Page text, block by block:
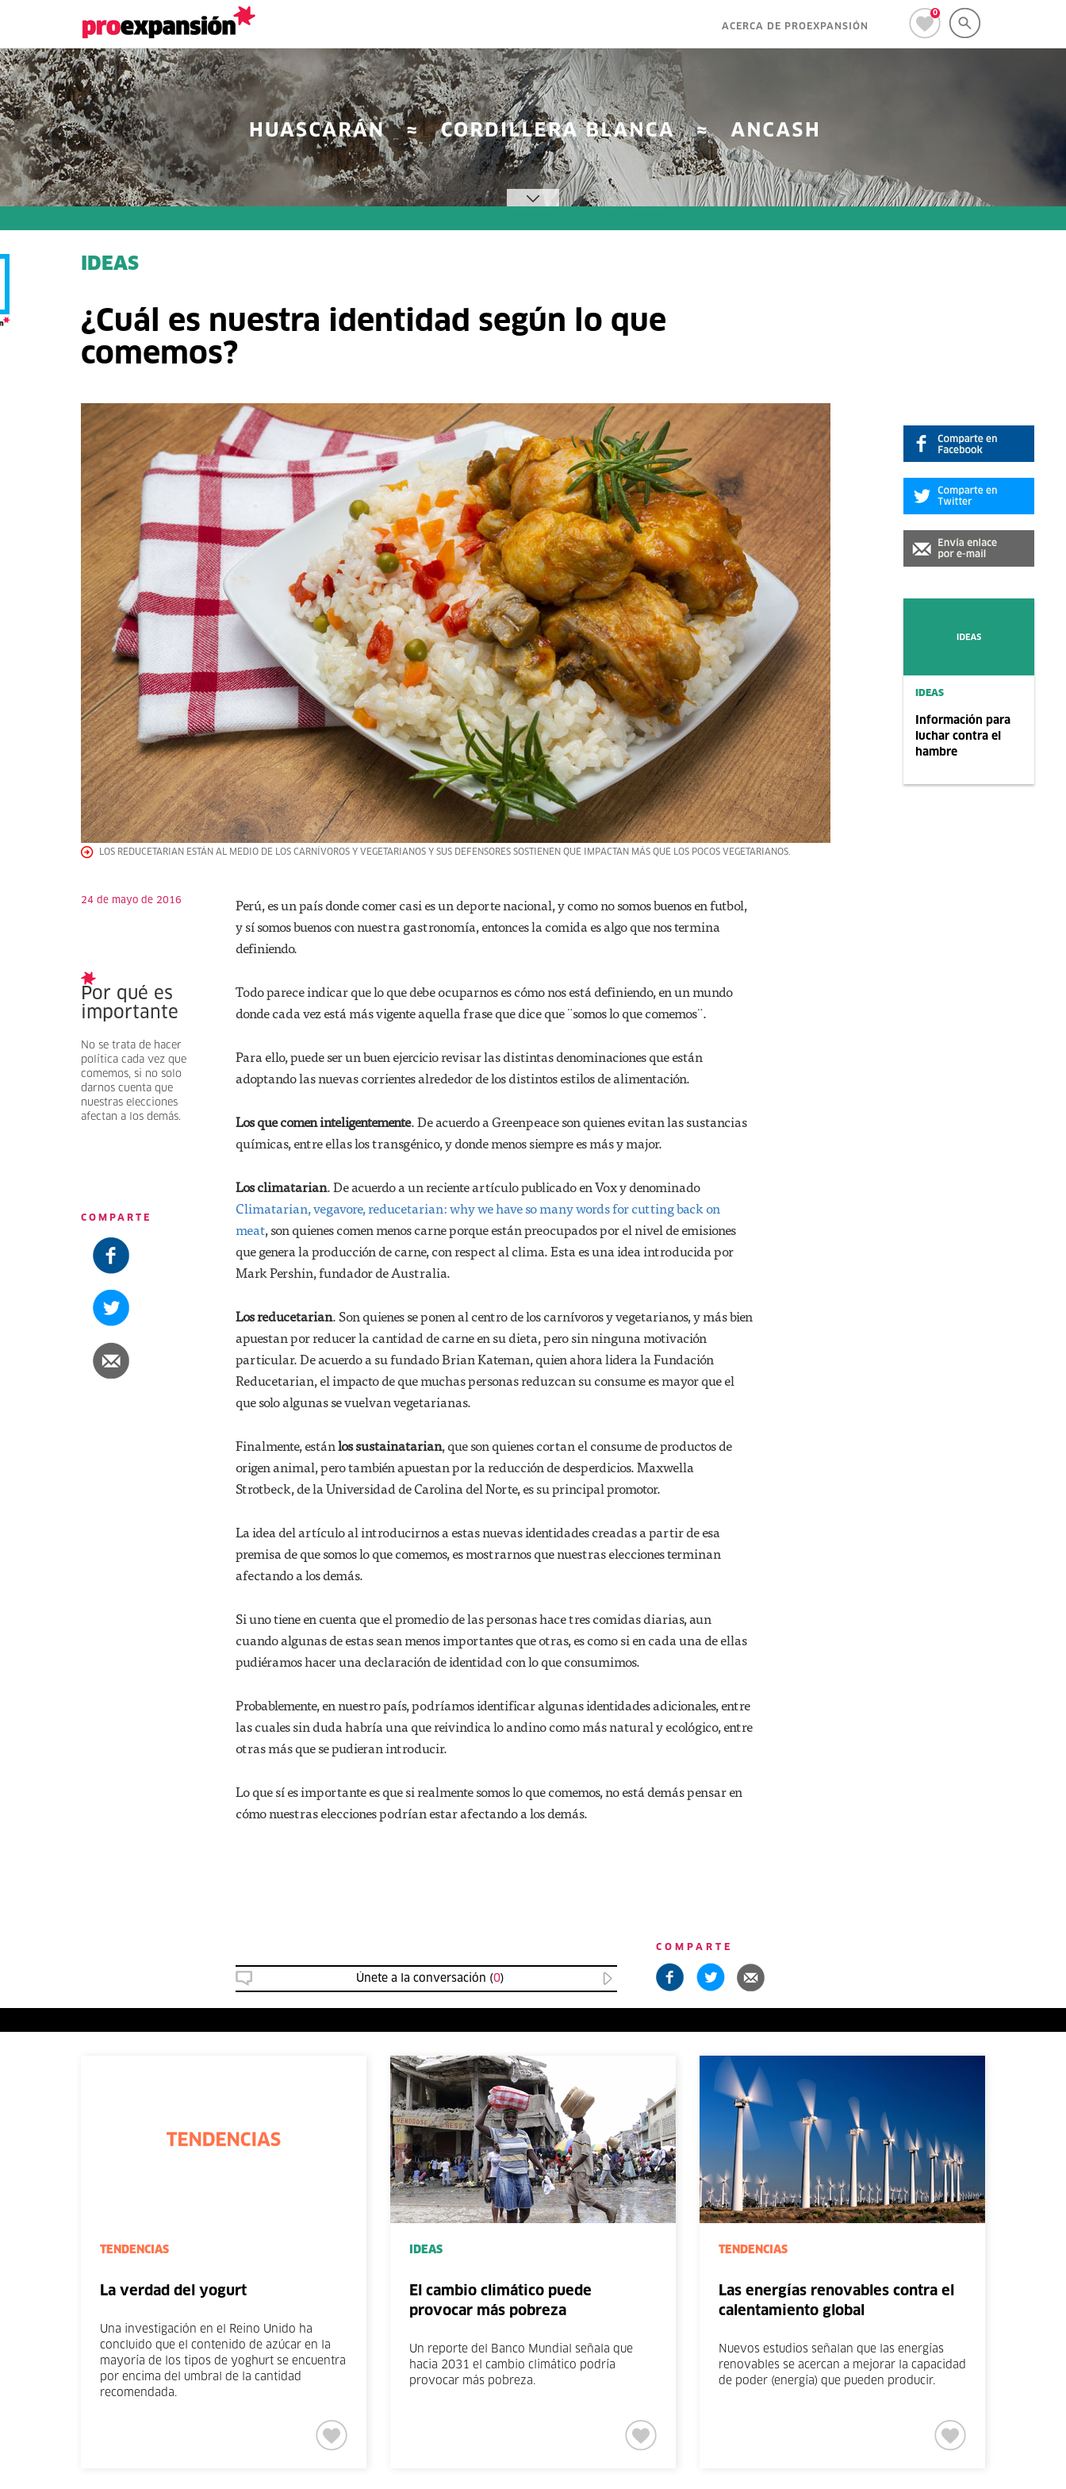
0
ACERCA DE PROEXPANSIÓN
IDEAS
Información para
luchar contra el
hambre
IDEAS
¿Cuál es nuestra identidad según lo que
comemos?
LOS REDUCETARIAN ESTÁN AL MEDIO DE LOS CARNÍVOROS Y VEGETARIANOS Y SUS DEFENSORES SOSTIENEN QUE IMPACTAN MÁS QUE LOS POCOS VEGETARIANOS.
24 de mayo de 2016
Por qué es
importante
No se trata de hacer
política cada vez que
comemos, si no solo
darnos cuenta que
nuestras elecciones
afectan a los demás.
COMPARTE
Perú, es un país donde comer casi es un deporte nacional, y como no somos buenos en futbol,
y sí somos buenos con nuestra gastronomía, entonces la comida es algo que nos termina
definiendo.
Todo parece indicar que lo que debe ocuparnos es cómo nos está definiendo, en un mundo
donde cada vez está más vigente aquella frase que dice que ¨somos lo que comemos¨.
Para ello, puede ser un buen ejercicio revisar las distintas denominaciones que están
adoptando las nuevas corrientes alrededor de los distintos estilos de alimentación.
Los que comen inteligentemente. De acuerdo a Greenpeace son quienes evitan las sustancias
químicas, entre ellas los transgénico, y donde menos siempre es más y major.
Los climatarian. De acuerdo a un reciente artículo publicado en Vox y denominado
Climatarian, vegavore, reducetarian: why we have so many words for cutting back on
meat, son quienes comen menos carne porque están preocupados por el nivel de emisiones
que genera la producción de carne, con respect al clima. Esta es una idea introducida por
Mark Pershin, fundador de Australia.
Los reducetarian. Son quienes se ponen al centro de los carnívoros y vegetarianos, y más bien
apuestan por reducer la cantidad de carne en su dieta, pero sin ninguna motivación
particular. De acuerdo a su fundado Brian Kateman, quien ahora lidera la Fundación
Reducetarian, el impacto de que muchas personas reduzcan su consume es mayor que el
que solo algunas se vuelvan vegetarianas.
Finalmente, estánlos sustainatarian, que son quienes cortan el consume de productos de
origen animal, pero también apuestan por la reducción de desperdicios. Maxwella
Strotbeck, de la Universidad de Carolina del Norte, es su principal promotor.
La idea del artículo al introducirnos a estas nuevas identidades creadas a partir de esa
premisa de que somos lo que comemos, es mostrarnos que nuestras elecciones terminan
afectando a los demás.
Si uno tiene en cuenta que el promedio de las personas hace tres comidas diarias, aun
cuando algunas de estas sean menos importantes que otras, es como si en cada una de ellas
pudiéramos hacer una declaración de identidad con lo que consumimos.
Probablemente, en nuestro país, podríamos identificar algunas identidades adicionales, entre
las cuales sin duda habría una que reivindica lo andino como más natural y ecológico, entre
otras más que se pudieran introducir.
Lo que sí es importante es que si realmente somos lo que comemos, no está demás pensar en
cómo nuestras elecciones podrían estar afectando a los demás.
Únete a la conversación (0)
COMPARTE
TENDENCIAS
La verdad del yogurt
Una investigación en el Reino Unido ha
concluido que el contenido de azúcar en la
mayoría de los tipos de yoghurt se encuentra
por encima del umbral de la cantidad
recomendada.
IDEAS
El cambio climático puede
provocar más pobreza
Un reporte del Banco Mundial señala que
hacia 2031 el cambio climático podría
provocar más pobreza.
TENDENCIAS
Las energías renovables contra el
calentamiento global
Nuevos estudios señalan que las energías
renovables se acercan a mejorar la capacidad
de poder (energía) que pueden producir.